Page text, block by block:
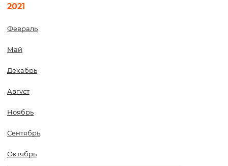
2021
Февраль
Май
Декабрь
Август
Ноябрь
Сентябрь
Октябрь